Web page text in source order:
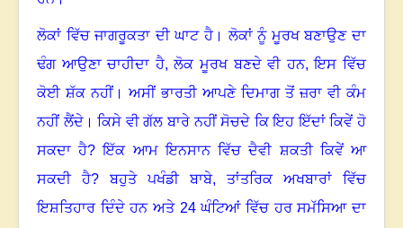
ਲੋਕਾਂ ਵਿੱਚ ਜਾਗਰੂਕਤਾ ਦੀ ਘਾਟ ਹੈ। ਲੋਕਾਂ ਨੂੰ ਮੂਰਖ ਬਣਾਉਣ ਦਾ
ਢੰਗ ਆਉਣਾ ਚਾਹੀਦਾ ਹੈ,ਲੋਕ ਮੂਰਖ ਬਣਦੇ ਵੀ ਹਨ,ਇਸ ਵਿੱਚ
ਕੋਈ ਸ਼ੱਕ ਨਹੀਂ। ਅਸੀਂ ਭਾਰਤੀ ਆਪਣੇ ਦਿਮਾਗ ਤੋਂ ਜ਼ਰਾ ਵੀ ਕੰਮ
ਨਹੀਂ ਲੈਂਦੇ। ਕਿਸੇ ਵੀ ਗੱਲ ਬਾਰੇ ਨਹੀਂ ਸੋਚਦੇ ਕਿ ਇਹ ਇੱਦਾਂ ਕਿਵੇਂ ਹੋ
ਸਕਦਾ ਹੈ?ਇੱਕ ਆਮ ਇਨਸਾਨ ਵਿੱਚ ਦੈਵੀ ਸ਼ਕਤੀ ਕਿਵੇਂ ਆ
ਸਕਦੀ ਹੈ?ਬਹੁਤੇ ਪਖੰਡੀ ਬਾਬੇ, ਤਾਂਤਰਿਕ ਅਖਬਾਰਾਂ ਵਿੱਚ
ਇਸ਼ਤਿਹਾਰ ਦਿੰਦੇ ਹਨ ਅਤੇ 24 ਘੰਟਿਆਂ ਵਿੱਚ ਹਰ ਸਮੱਸਿਆ ਦਾ